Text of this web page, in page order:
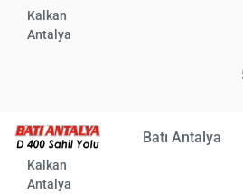
Kalkan
Antalya
Batı Antalya
Kalkan
Antalya